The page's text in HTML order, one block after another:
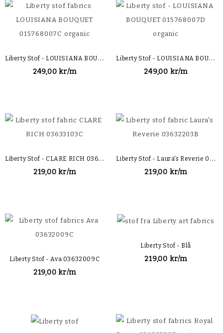
L
Iberty Stof - LOUISIANA BOUQUET 015768007C Organic
249,00 kr/m
L
Iberty Stof - LOUISIANA BOUQUET 015768007D Organic
249,00 kr/m
L
Iberty Stof - CLARE RICH 03633103C
219,00 kr/m
L
Iberty Stof - Laura's Reverie 03632203B
219,00 kr/m
Liberty Stof - Ava 03632009C
219,00 kr/m
Liberty Stof - Blå
219,00 kr/m